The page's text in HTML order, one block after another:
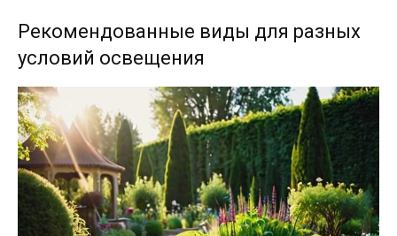
Рекомендованные виды для разных
условий освещения